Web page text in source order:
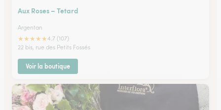
Aux Roses – Tetard
Argentan
★★★★★4.7 (107)
22 bis, rue des Petits Fossés
Voir la boutique